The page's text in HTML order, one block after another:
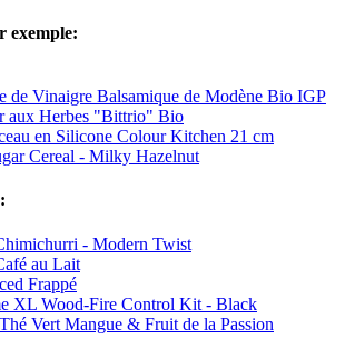
exemple:
de Vinaigre Balsamique de Modène Bio IGP
aux Herbes "Bittrio" Bio
en Silicone Colour Kitchen 21 cm
Cereal - Milky Hazelnut
- Modern Twist
au Lait
Frappé
XL Wood-Fire Control Kit - Black
Vert Mangue & Fruit de la Passion